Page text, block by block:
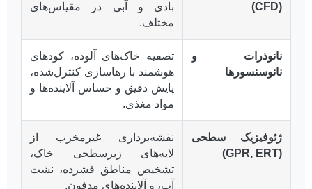
(CFD)
بادی و آبی در مقیاس‌های
مختلف.
نانوذرات و
نانوسنسورها
تصفیه خاک‌های آلوده، کودهای
هوشمند با رهاسازی کنترل‌شده،
پایش دقیق و حساس آلاینده‌ها و
مواد مغذی.
ژئوفیزیک سطحی
(GPR, ERT)
نقشه‌برداری غیرمخرب از
لایه‌های زیرسطحی خاک،
تشخیص مناطق فشرده، نشت
آب، و آلاینده‌های مدفون.